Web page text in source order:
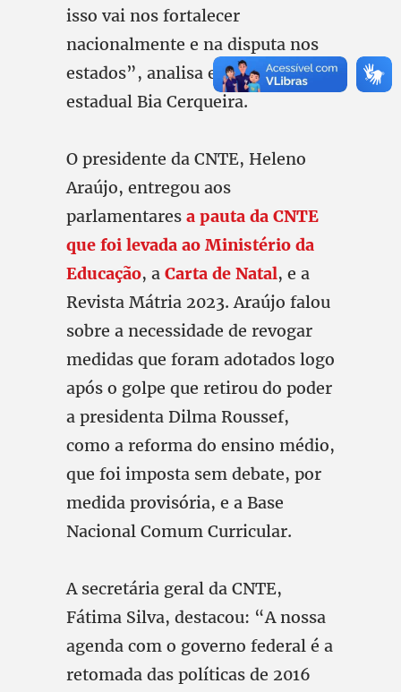
isso vai nos fortalecer
nacionalmente e na disputa nos
estados”, analisa e deputada
estadual Bia Cerqueira.
O presidente da CNTE, Heleno
Araújo, entregou aos
parlamentares a pauta da CNTE
que foi levada ao Ministério da
Educação, a Carta de Natal, e a
Revista Mátria 2023. Araújo falou
sobre a necessidade de revogar
medidas que foram adotados logo
após o golpe que retirou do poder
a presidenta Dilma Roussef,
como a reforma do ensino médio,
que foi imposta sem debate, por
medida provisória, e a Base
Nacional Comum Curricular.
A secretária geral da CNTE,
Fátima Silva, destacou: “A nossa
agenda com o governo federal é a
retomada das políticas de 2016